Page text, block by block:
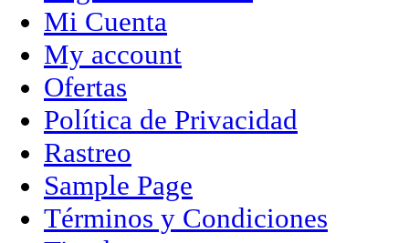
Mi Cuenta
My account
Ofertas
Política de Privacidad
Rastreo
Sample Page
Términos y Condiciones